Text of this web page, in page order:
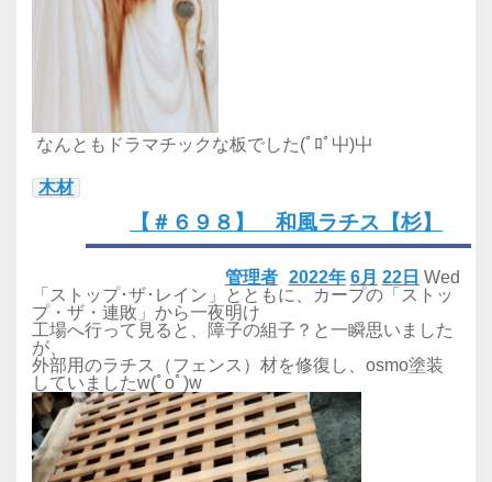
なんともドラマチックな板でした(ﾟﾛﾟ屮)屮
木材
【＃６９８】 和風ラチス【杉】
2022年 6月 22日 Wed
管理者
「ストップ･ザ･レイン」とともに、カープの「ストッ
プ・ザ・連敗」から一夜明け
工場へ行って見ると、障子の組子？と一瞬思いました
が、
外部用のラチス（フェンス）材を修復し、osmo塗装
していましたw(ﾟoﾟ)w